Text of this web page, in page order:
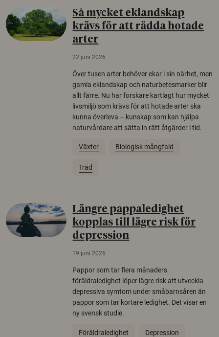
Så mycket eklandskap
krävs för att rädda hotade
arter
22 juni 2026
Över tusen arter behöver ekar i sin närhet, men
gamla eklandskap och naturbetesmarker blir
allt färre. Nu har forskare kartlagt hur mycket
livsmiljö som krävs för att hotade arter ska
kunna överleva – kunskap som kan hjälpa
naturvårdare att sätta in rätt åtgärder i tid.
Växter Biologisk mångfald
Träd
Längre pappaledighet
kopplas till lägre risk för
depression
19 juni 2026
Pappor som tar flera månaders
föräldraledighet löper lägre risk att utveckla
depressiva symtom under småbarnsåren än
pappor som tar kortare ledighet. Det visar en
ny svensk studie.
Föräldraledighet Depression